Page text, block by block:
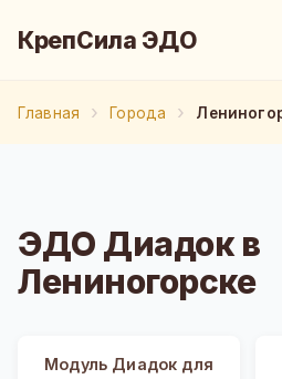
КрепСила ЭДО
Главная Города
ЭДО Диадок в
Лениногорске
Модуль Диадок для